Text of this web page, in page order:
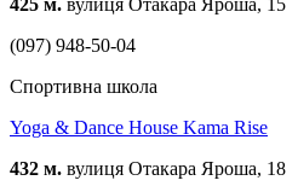
(097) 948-50-04
Спортивна школа
Yoga & Dance House Kama Rise
432 м. вулиця Отакара Яроша, 18